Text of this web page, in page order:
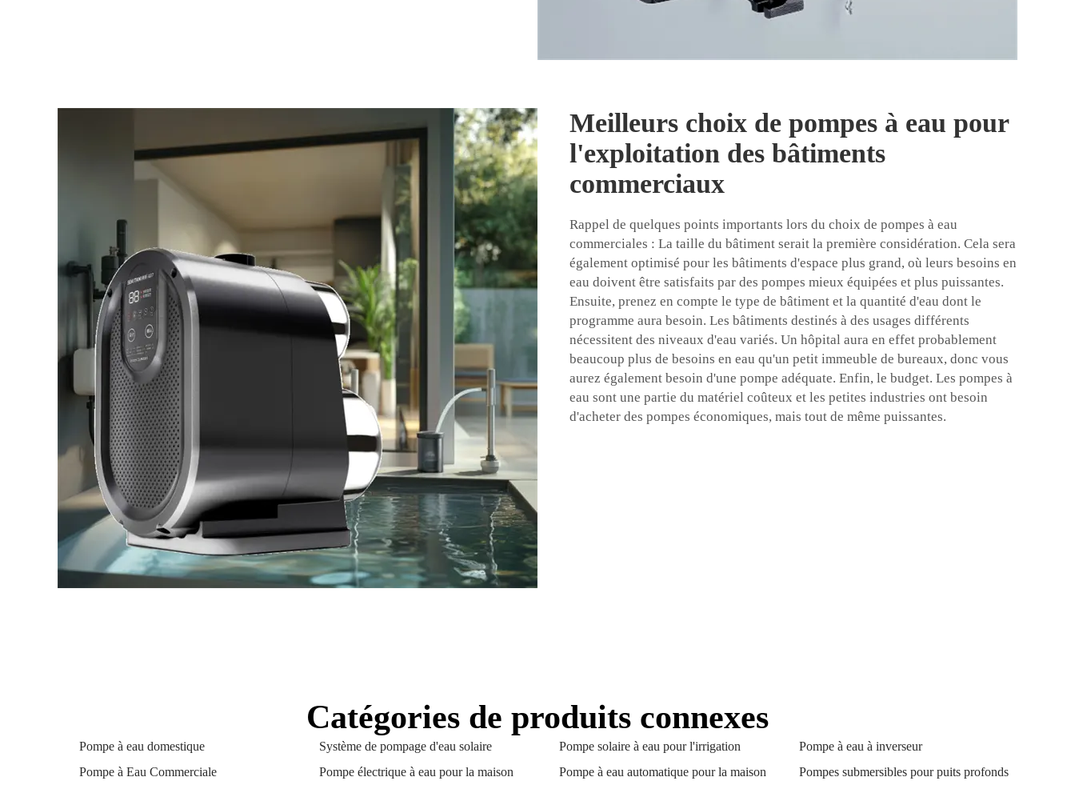
Meilleurs choix de pompes à eau pour
l'exploitation des bâtiments
commerciaux
Rappel de quelques points importants lors du choix de pompes à eau
commerciales : La taille du bâtiment serait la première considération. Cela sera
également optimisé pour les bâtiments d'espace plus grand, où leurs besoins en
eau doivent être satisfaits par des pompes mieux équipées et plus puissantes.
Ensuite, prenez en compte le type de bâtiment et la quantité d'eau dont le
programme aura besoin. Les bâtiments destinés à des usages différents
nécessitent des niveaux d'eau variés. Un hôpital aura en effet probablement
beaucoup plus de besoins en eau qu'un petit immeuble de bureaux, donc vous
aurez également besoin d'une pompe adéquate. Enfin, le budget. Les pompes à
eau sont une partie du matériel coûteux et les petites industries ont besoin
d'acheter des pompes économiques, mais tout de même puissantes.
Catégories de produits connexes
Pompe à eau domestique Système de pompage d'eau solaire Pompe solaire à eau pour l'irrigation
Pompe à eau à inverseur
Pompe à Eau Commerciale
Pompe électrique à eau pour la maison Pompe à eau automatique pour la maison Pompes submersibles pour puits profonds